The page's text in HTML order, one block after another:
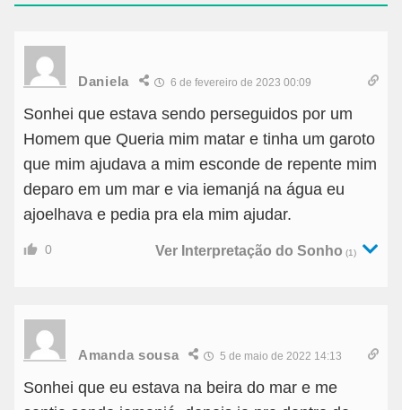
Daniela 6 de fevereiro de 2023 00:09
Sonhei que estava sendo perseguidos por um
Homem que Queria mim matar e tinha um garoto
que mim ajudava a mim esconde de repente mim
deparo em um mar e via iemanjá na água eu
ajoelhava e pedia pra ela mim ajudar.
0 Ver Interpretação do Sonho (1)
Amanda sousa 5 de maio de 2022 14:13
Sonhei que eu estava na beira do mar e me